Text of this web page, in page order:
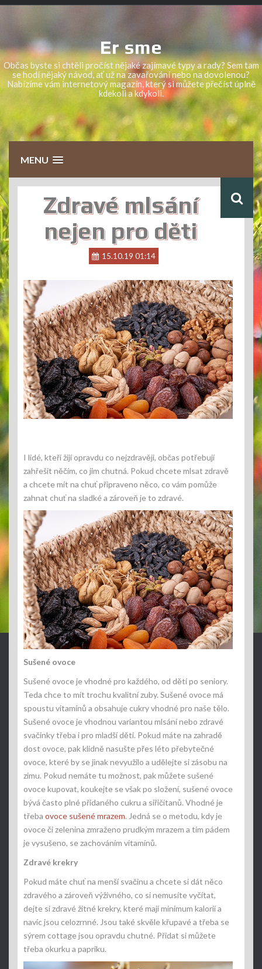
Skip
Er sme
Občas byste si chtěli pročíst nějaké zajímavé typy a rady? Sem tam
se hodí nějaký návod, ať už na zavařování nebo na dovolenou?
Nabízíme vám internetový magazín, který si můžete přečíst úplně
kdekoli a kdykoli.
MENU
Zdravé mlsání
nejen pro děti
15.10.19 01:14
I lidé, kteří žijí opravdu co nejzdravěji, občas potřebují
zahřešit něčím, co jim chutná. Pokud chcete mlsat zdravě
a chcete mít na chuť připraveno něco, co vám pomůže
zahnat chuť na sladké a zároveň je to zdravé.
Sušené ovoce
Sušené ovoce je vhodné pro každého, od dětí po seniory.
Teda chce to mít trochu kvalitní zuby. Sušené ovoce má
spoustu vitamínů a obsahuje cukry vhodné pro naše tělo.
Sušené ovoce je vhodnou variantou mlsání nebo zdravé
svačinky třeba i pro mladší děti. Pokud máte na zahradě
dost ovoce, pak klidně nasušte přes léto přebytečné
ovoce, které by se jinak nevyužilo a udělejte si zásobu na
zimu. Pokud nemáte tu možnost, pak můžete sušené
ovoce kupovat, koukejte se však po složení, sušené ovoce
bývá často plné přidaného cukru a siřičitanů. Vhodné je
třeba ovoce sušené mrazem. Jedná se o metodu, kdy je
ovoce či zelenina zmraženo prudkým mrazem a tím pádem
je vysušeno, se zachováním vitamínů.
Zdravé krekry
Pokud máte chuť na menší svačinu a chcete si dát něco
zdravého a zároveň výživného, co si nemusíte vyčítat,
dejte si zdravé žitné krekry, které mají minimum kalorií a
navíc jsou celozrnné. Jsou také skvěle křupavé a třeba se
sýrem cottage jsou opravdu chutné. Přidat si můžete
třeba okurku a papriku.